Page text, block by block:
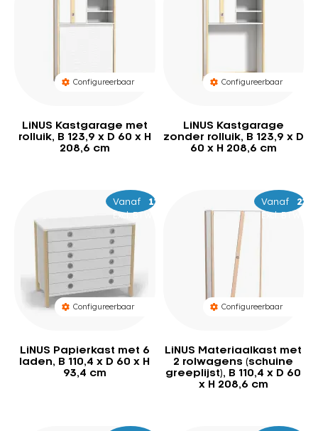
Configureerbaar
LiNUS Kastgarage met
rolluik, B 123,9 x D 60 x H
208,6 cm
Configureerbaar
LiNUS Kastgarage
zonder rolluik, B 123,9 x D
60 x H 208,6 cm
Configureerbaar
LiNUS Papierkast met 6
laden, B 110,4 x D 60 x H
93,4 cm
Vanaf 1.459
1.519
Excl. BTW
Configureerbaar
LiNUS Materiaalkast met
2 rolwagens (schuine
greeplijst), B 110,4 x D 60
x H 208,6 cm
Vanaf
Excl. BTW